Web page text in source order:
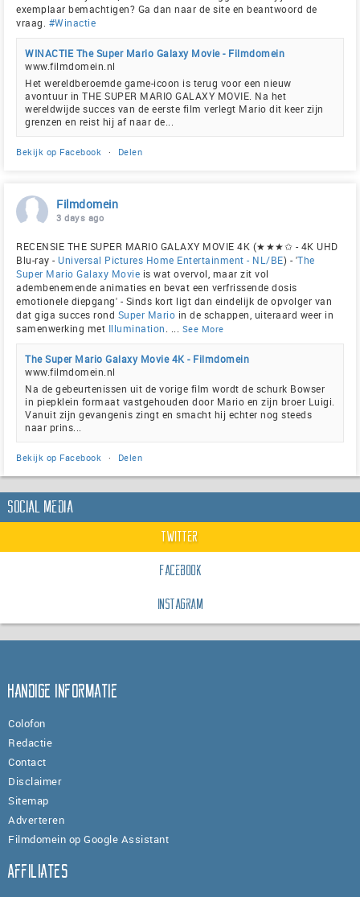
exemplaar bemachtigen? Ga dan naar de site en beantwoord de
vraag. #Winactie
WINACTIE The Super Mario Galaxy Movie - Filmdomein
www.filmdomein.nl
Het wereldberoemde game-icoon is terug voor een nieuw
avontuur in THE SUPER MARIO GALAXY MOVIE. Na het
wereldwijde succes van de eerste film verlegt Mario dit keer zijn
grenzen en reist hij af naar de...
Bekijk op Facebook · Delen
Filmdomein
3 days ago
RECENSIE THE SUPER MARIO GALAXY MOVIE 4K (★★★✩ - 4K UHD
Blu-ray - Universal Pictures Home Entertainment - NL/BE) - 'The
Super Mario Galaxy Movie is wat overvol, maar zit vol
adembenemende animaties en bevat een verfrissende dosis
emotionele diepgang' - Sinds kort ligt dan eindelijk de opvolger van
dat giga succes rond Super Mario in de schappen, uiteraard weer in
samenwerking met Illumination See More
The Super Mario Galaxy Movie 4K - Filmdomein
www.filmdomein.nl
Na de gebeurtenissen uit de vorige film wordt de schurk Bowser
in piepklein formaat vastgehouden door Mario en zijn broer Luigi.
Vanuit zijn gevangenis zingt en smacht hij echter nog steeds
naar prins...
Bekijk op Facebook · Delen
Social Media
Twitter
Facebook
Instagram
Handige informatie
Colofon
Redactie
Contact
Disclaimer
Sitemap
Adverteren
Filmdomein op Google Assistant
Affiliates